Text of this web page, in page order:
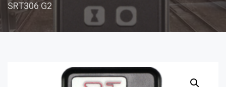
SRT306 G2